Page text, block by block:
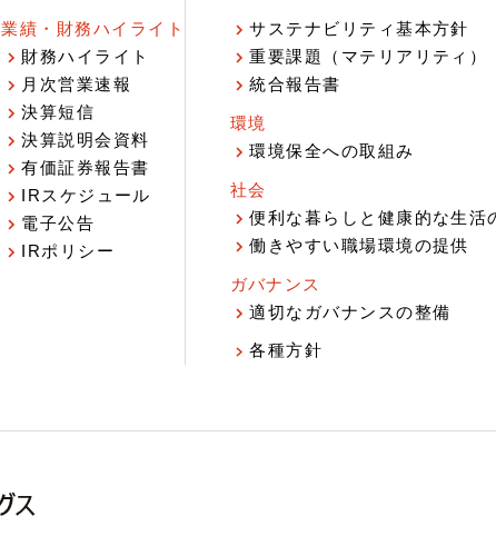
業績・財務ハイライト
財務ハイライト
月次営業速報
決算短信
決算説明会資料
有価証券報告書
IRスケジュール
電子公告
IRポリシー
サステナビリティ基本方針
重要課題（マテリアリティ）
統合報告書
環境
環境保全への取組み
社会
便利な暮らしと健康的な生活
働きやすい職場環境の提供
ガバナンス
適切なガバナンスの整備
各種方針